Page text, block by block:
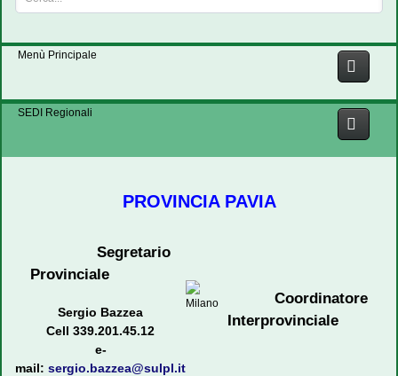
Menù Principale
SEDI Regionali
PROVINCIA PAVIA
Segretario
Provinciale
Sergio Bazzea
Cell 339.201.45.12
e-
mail: sergio.bazzea@sulpl.it
Coordinatore
Interprovinciale